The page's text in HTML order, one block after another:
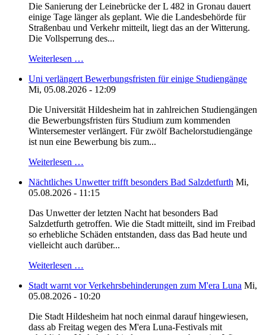
Die Sanierung der Leinebrücke der L 482 in Gronau dauert
einige Tage länger als geplant. Wie die Landesbehörde für
Straßenbau und Verkehr mitteilt, liegt das an der Witterung.
Die Vollsperrung des...
Weiterlesen …
Uni verlängert Bewerbungsfristen für einige Studiengänge
Mi, 05.08.2026 - 12:09
Die Universität Hildesheim hat in zahlreichen Studiengängen
die Bewerbungsfristen fürs Studium zum kommenden
Wintersemester verlängert. Für zwölf Bachelorstudiengänge
ist nun eine Bewerbung bis zum...
Weiterlesen …
Nächtliches Unwetter trifft besonders Bad Salzdetfurth Mi,
05.08.2026 - 11:15
Das Unwetter der letzten Nacht hat besonders Bad
Salzdetfurth getroffen. Wie die Stadt mitteilt, sind im Freibad
so erhebliche Schäden entstanden, dass das Bad heute und
vielleicht auch darüber...
Weiterlesen …
Stadt warnt vor Verkehrsbehinderungen zum M'era Luna Mi,
05.08.2026 - 10:20
Die Stadt Hildesheim hat noch einmal darauf hingewiesen,
dass ab Freitag wegen des M'era Luna-Festivals mit